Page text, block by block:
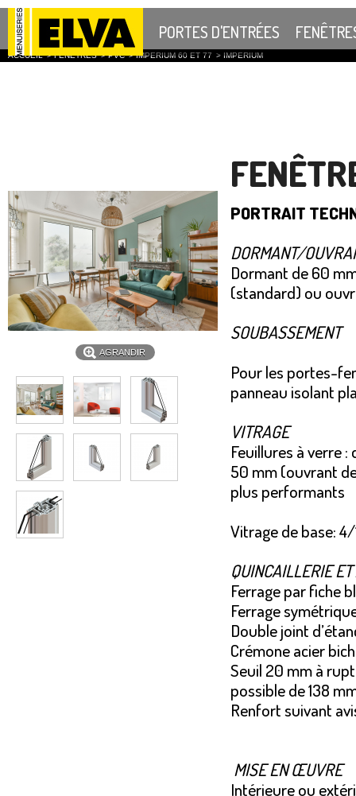
PORTES D'ENTRÉES
ACCUEIL > FENÊTRES > PVC > IMPERIUM 60 ET 77 > IMPERIUM
AGRANDIR
PORTRAIT
DORMANT/
Dormant de 60
(standard) ou
SOUBASSEMENT
Pour les portes-
panneau isolant
VITRAGE
Feuillures à verre
50 mm (ouvrant
plus performants
Vitrage de base:
QUINCAILLERIE
Ferrage par fiche
Ferrage
Double joint
Crémone acier
Seuil 20 mm à
possible de 138
Renfort suivant
MISE EN ŒUVRE
Intérieure ou